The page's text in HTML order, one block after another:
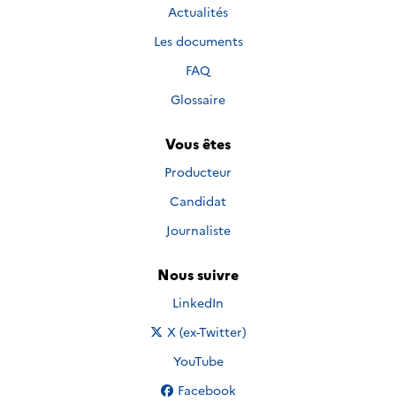
Actualités
Les documents
FAQ
Glossaire
Vous êtes
Producteur
Candidat
Journaliste
Nous suivre
Nous suivre sur
LinkedIn
Nous suivre sur
X (ex-Twitter)
Nous suivre sur
YouTube
Nous suivre sur
Facebook